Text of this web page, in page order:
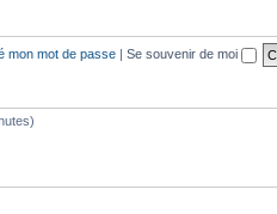
mon mot de passe | Se souvenir de moi